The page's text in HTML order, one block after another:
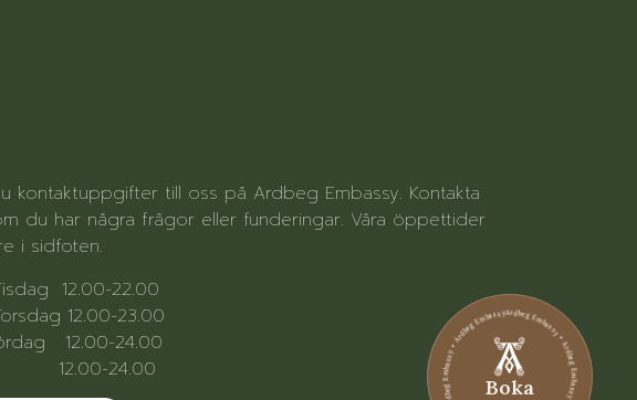
Boka
kontaktuppgifter till oss på Ardbeg Embassy. Kontakta
du har några frågor eller funderingar. Våra öppettider
i sidfoten.
12.00-22.00
12.00-23.00
12.00-24.00
24.00